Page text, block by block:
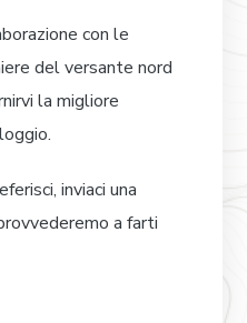
con le
del versante nord
la migliore
inviaci una
a farti